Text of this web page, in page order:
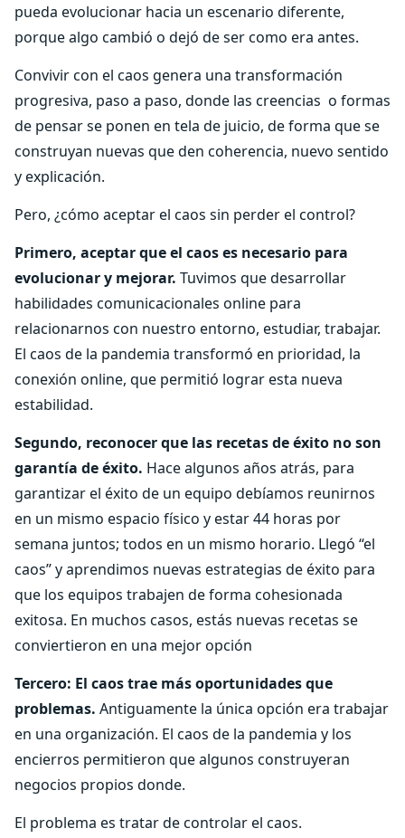
pueda evolucionar hacia un escenario diferente,
porque algo cambió o dejó de ser como era antes.
Convivir con el caos genera una transformación
progresiva, paso a paso, donde las creencias o formas
de pensar se ponen en tela de juicio, de forma que se
construyan nuevas que den coherencia, nuevo sentido
y explicación.
Pero, ¿cómo aceptar el caos sin perder el control?
Primero, aceptar que el caos es necesario para
evolucionar y mejorar. Tuvimos que desarrollar
habilidades comunicacionales online para
relacionarnos con nuestro entorno, estudiar, trabajar.
El caos de la pandemia transformó en prioridad, la
conexión online, que permitió lograr esta nueva
estabilidad.
Segundo, reconocer que las recetas de éxito no son
garantía de éxito. Hace algunos años atrás, para
garantizar el éxito de un equipo debíamos reunirnos
en un mismo espacio físico y estar 44 horas por
semana juntos; todos en un mismo horario. Llegó “el
caos” y aprendimos nuevas estrategias de éxito para
que los equipos trabajen de forma cohesionada
exitosa. En muchos casos, estás nuevas recetas se
conviertieron en una mejor opción
Tercero: El caos trae más oportunidades que
problemas. Antiguamente la única opción era trabajar
en una organización. El caos de la pandemia y los
encierros permitieron que algunos construyeran
negocios propios donde.
El problema es tratar de controlar el caos.